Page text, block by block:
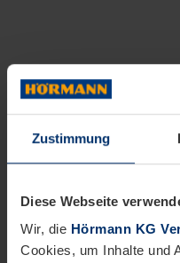
Zustimmung
Diese Webseite
Wir, die Hörmann KG
Cookies, um Inhalte und